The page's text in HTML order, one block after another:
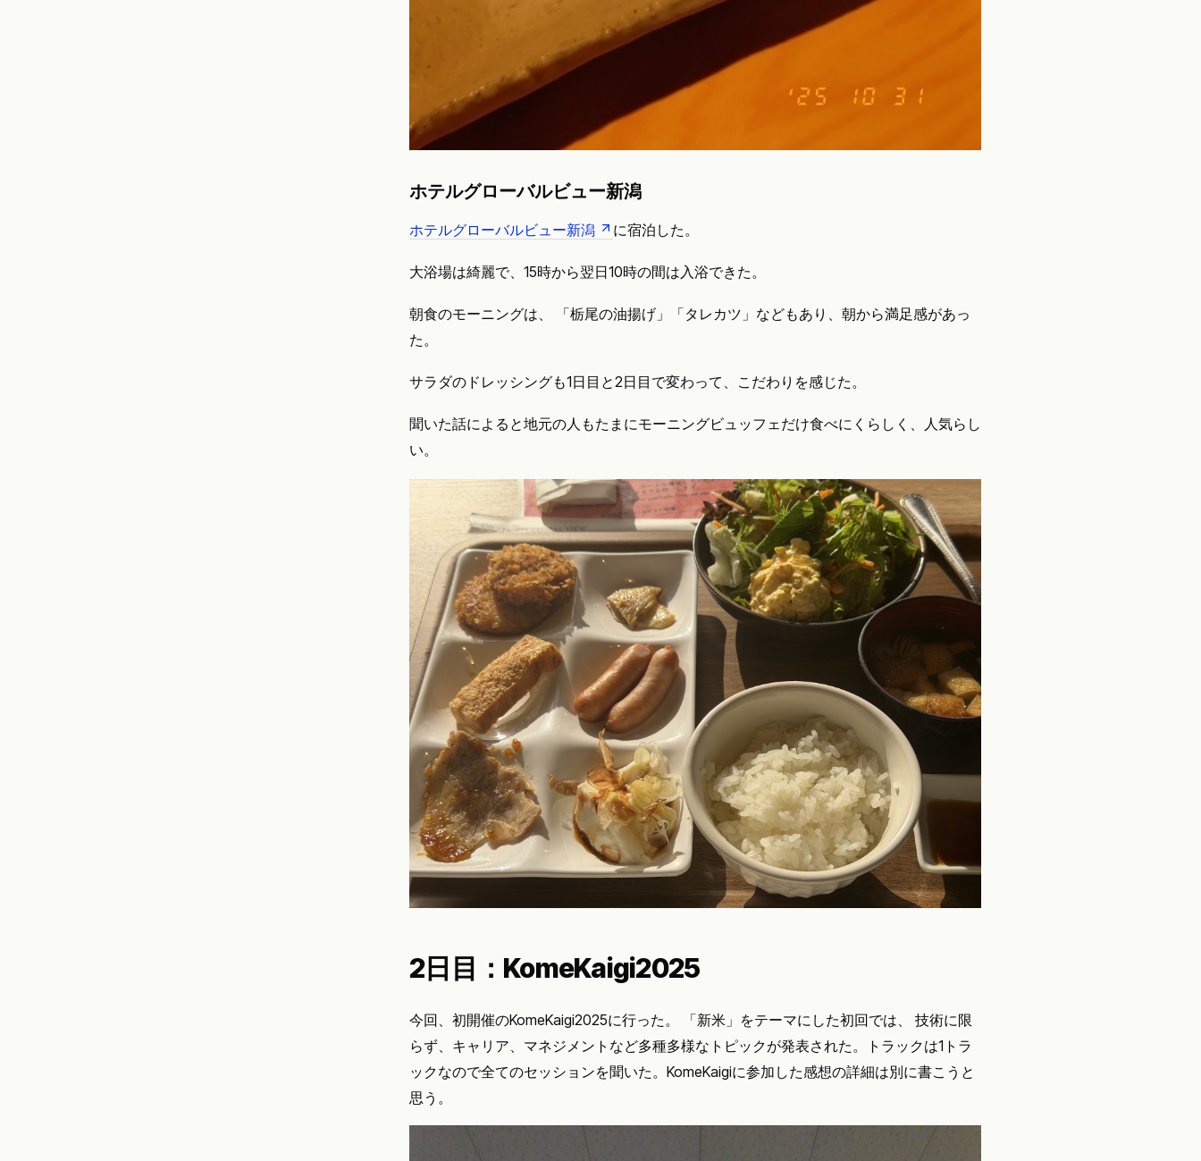
ホテルグローバルビュー新潟
ホテルグローバルビュー新潟 に宿泊した。
大浴場は綺麗で、15時から翌日10時の間は入浴できた。
朝食のモーニングは、 「栃尾の油揚げ」「タレカツ」などもあり、朝から満足感があっ
た。
サラダのドレッシングも1日目と2日目で変わって、こだわりを感じた。
聞いた話によると地元の人もたまにモーニングビュッフェだけ食べにくらしく、人気らし
い。
2日目：KomeKaigi2025
今回、初開催のKomeKaigi2025に行った。 「新米」をテーマにした初回では、 技術に限
らず、キャリア、マネジメントなど多種多様なトピックが発表された。トラックは1トラ
ックなので全てのセッションを聞いた。KomeKaigiに参加した感想の詳細は別に書こうと
思う。